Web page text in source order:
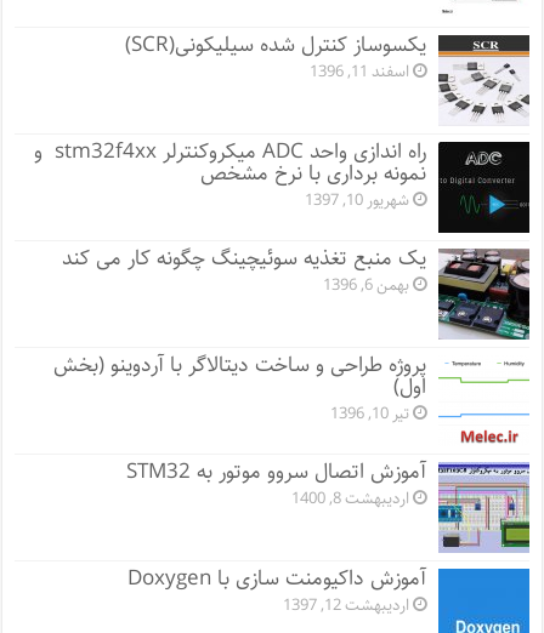
یکسوساز کنترل شده سیلیکونی(SCR)
اسفند 11, 1396
راه اندازی واحد ADC میکروکنترلر stm32f4xx و
نمونه برداری با نرخ مشخص
شهریور 10, 1397
یک منبع تغذیه سوئیچینگ چگونه کار می کند
بهمن 6, 1396
پروژه طراحی و ساخت دیتالاگر با آردوینو (بخش
اول)
تیر 10, 1396
آموزش اتصال سروو موتور به STM32
اردیبهشت 8, 1400
آموزش داکیومنت سازی با Doxygen
اردیبهشت 12, 1397